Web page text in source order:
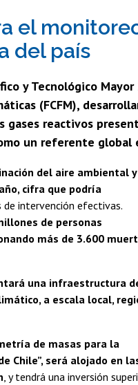
de
el
del país
y Tecnológico
(FCFM),
reactivos
un referente
del aire ambiental y
cifra que podría
de intervención efectivas.
de personas
más de 3.600
una infraestructura
a escala local,
de masas para la
Chile”, será alojado en
, y tendrá una inversión